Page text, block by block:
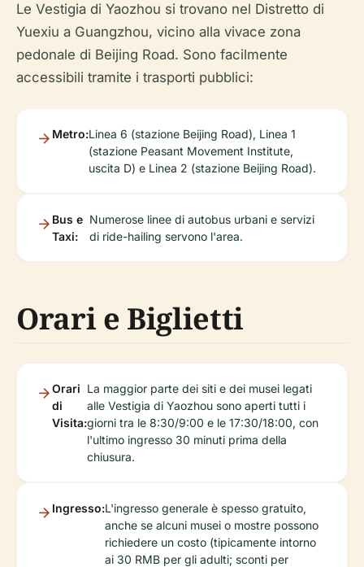
Le Vestigia di Yaozhou si trovano nel Distretto di
Yuexiu a Guangzhou, vicino alla vivace zona
pedonale di Beijing Road. Sono facilmente
accessibili tramite i trasporti pubblici:
Metro:Linea 6 (stazione Beijing Road), Linea 1
(stazione Peasant Movement Institute,
uscita D) e Linea 2 (stazione Beijing Road).
Bus e
Taxi:
Numerose linee di autobus urbani e servizi
di ride-hailing servono l'area.
Orari e Biglietti
Orari
di
Visita:
La maggior parte dei siti e dei musei legati
alle Vestigia di Yaozhou sono aperti tutti i
giorni tra le 8:30/9:00 e le 17:30/18:00, con
l'ultimo ingresso 30 minuti prima della
chiusura.
Ingresso:L'ingresso generale è spesso gratuito,
anche se alcuni musei o mostre possono
richiedere un costo (tipicamente intorno
ai 30 RMB per gli adulti; sconti per